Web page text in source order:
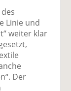
Linie und
weiter klar
Der